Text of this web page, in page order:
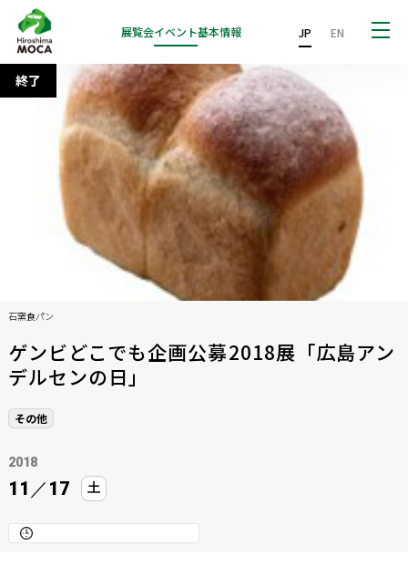
展覧会イベント基本情報 JP EN
終了
石窯食パン
ゲンビどこでも企画公募2018展「広島アン
デルセンの日」
その他
2018
11 ／ 17 土